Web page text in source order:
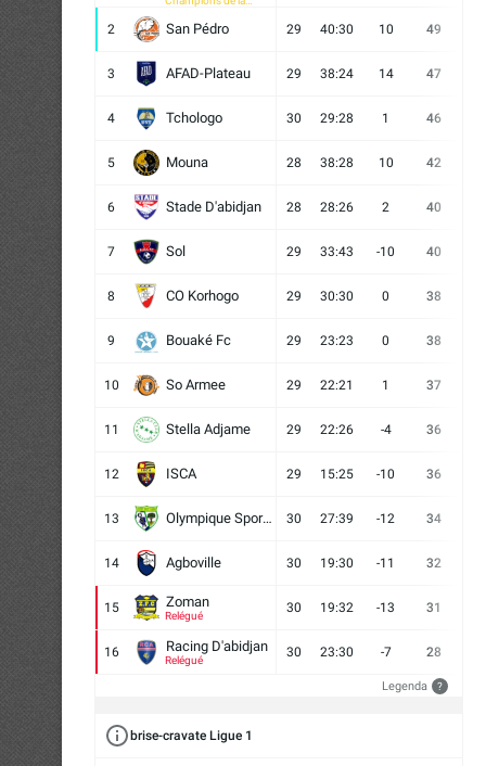
2 San Pédro 29 40:30 10 49
3 AFAD-Plateau 29 38:24 14 47
4 Tchologo 30 29:28 1 46
5 Mouna 28 38:28 10 42
6 Stade D'abidjan 28 28:26 2 40
7 Sol 29 33:43 -10 40
8 CO Korhogo 29 30:30 0 38
9 Bouaké Fc 29 23:23 0 38
10 So Armee 29 22:21 1 37
11 Stella Adjame 29 22:26 -4 36
12 ISCA 29 15:25 -10 36
13 Olympique Sport d'Abobo FC 30 27:39 -12 34
14 Agboville 30 19:30 -11 32
15 Zoman
Relégué
30 19:32 -13 31
16 Racing D'abidjan
Relégué
30 23:30 -7 28
Legenda ?
brise-cravate Ligue 1